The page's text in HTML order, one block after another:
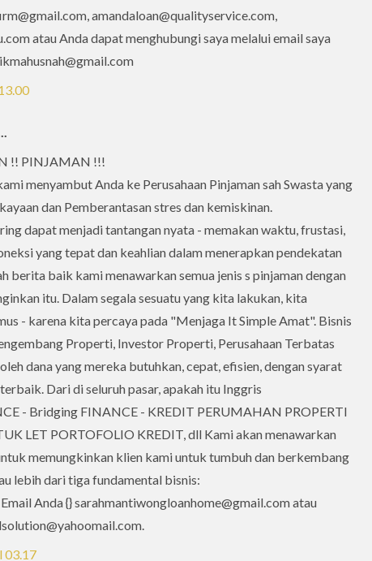
amandaloan@qualityservice.com,
atau Anda dapat menghubungi saya melalui email saya
!! PINJAMAN !!!
menyambut Anda ke Perusahaan Pinjaman sah Swasta yang
dan Pemberantasan stres dan kemiskinan.
dapat menjadi tantangan nyata - memakan waktu, frustasi,
yang tepat dan keahlian dalam menerapkan pendekatan
berita baik kami menawarkan semua jenis s pinjaman dengan
itu. Dalam segala sesuatu yang kita lakukan, kita
- karena kita percaya pada "Menjaga It Simple Amat". Bisnis
Properti, Investor Properti, Perusahaan Terbatas
dana yang mereka butuhkan, cepat, efisien, dengan syarat
Dari di seluruh pasar, apakah itu Inggris
- Bridging FINANCE - KREDIT PERUMAHAN PROPERTI
LET PORTOFOLIO KREDIT, dll Kami akan menawarkan
memungkinkan klien kami untuk tumbuh dan berkembang
lebih dari tiga fundamental bisnis:
Anda {} sarahmantiwongloanhome@gmail.com atau
03.17